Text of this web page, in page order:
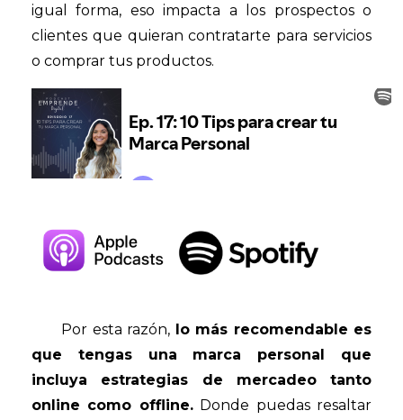
igual forma, eso impacta a los prospectos o
clientes que quieran contratarte para servicios
o comprar tus productos.
Por esta razón, lo más recomendable es
que tengas una marca personal que
incluya estrategias de mercadeo tanto
online como offline.Donde puedas resaltar